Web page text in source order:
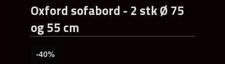
Oxford sofabord - 2 stk Ø 75
og 55 cm
-40%